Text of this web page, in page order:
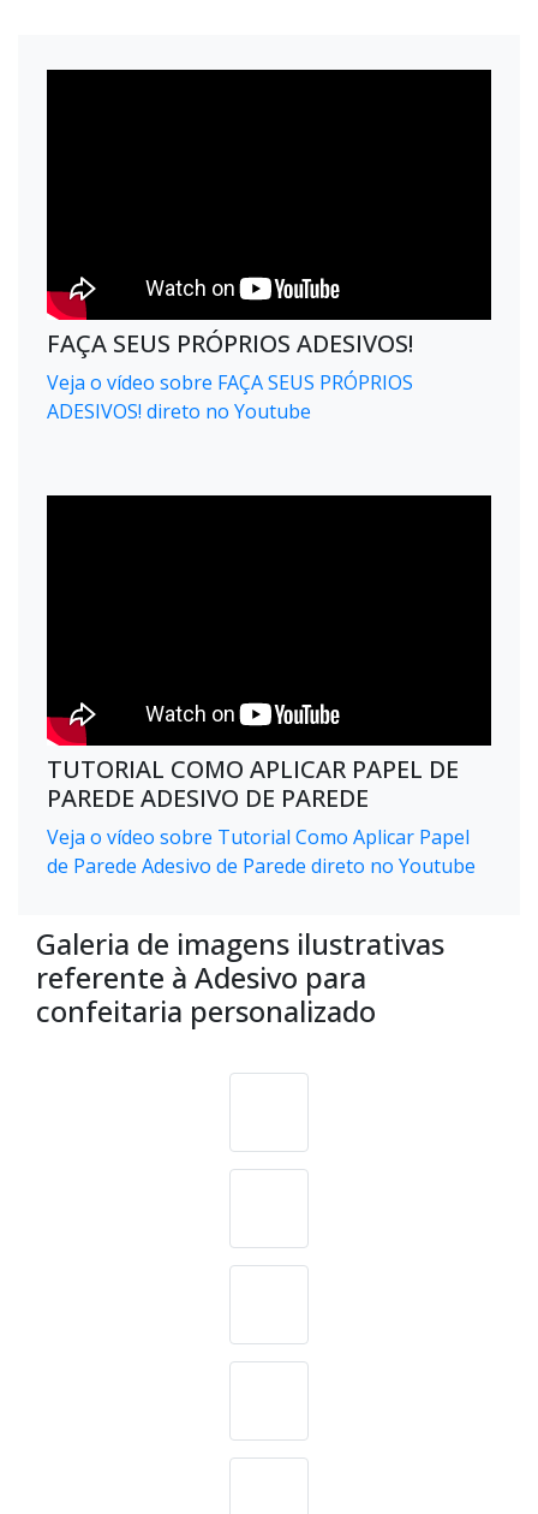
FAÇA SEUS PRÓPRIOS ADESIVOS!
Veja o vídeo sobre FAÇA SEUS PRÓPRIOS
ADESIVOS! direto no Youtube
TUTORIAL COMO APLICAR PAPEL DE
PAREDE ADESIVO DE PAREDE
Veja o vídeo sobre Tutorial Como Aplicar Papel
de Parede Adesivo de Parede direto no Youtube
Galeria de imagens ilustrativas
referente à Adesivo para
confeitaria personalizado